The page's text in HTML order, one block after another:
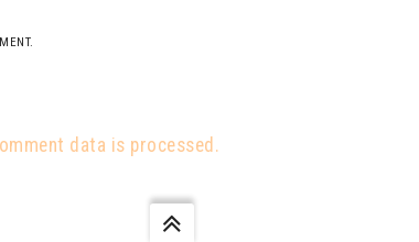
data is processed.